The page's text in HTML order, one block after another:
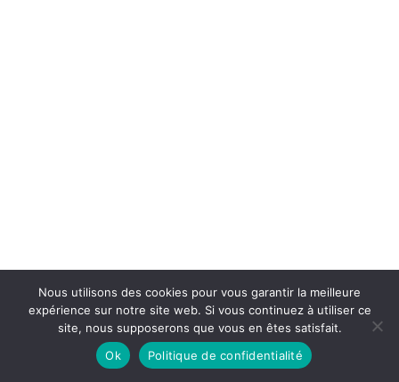
Nous utilisons des cookies pour vous garantir la meilleure
expérience sur notre site web. Si vous continuez à utiliser ce
site, nous supposerons que vous en êtes satisfait.
Ok
Politique de confidentialité